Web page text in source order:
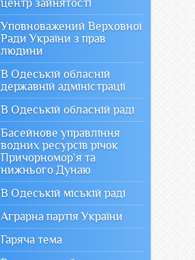
центр зайнятості
Уповноважений Верховної
Ради України з прав
людини
В Одеській обласній
державній адміністрації
В Одеській обласній раді
Басейнове управління
водних ресурсів річок
Причорномор`я та
нижнього Дунаю
В Одеській міській раді
Аграрна партія України
Гаряча тема